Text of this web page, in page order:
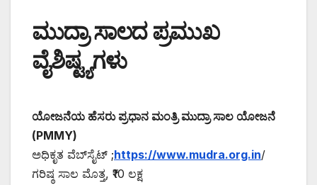
ಮುದ್ರಾ ಸಾಲದ ಪ್ರಮುಖ
ವೈಶಿಷ್ಟ್ಯಗಳು
ಯೋಜನೆಯ ಹೆಸರು ಪ್ರಧಾನ ಮಂತ್ರಿ ಮುದ್ರಾ ಸಾಲ ಯೋಜನೆ
(PMMY)
ಅಧಿಕೃತ ವೆಬ್‌ಸೈಟ್ ;https://www.mudra.org.in/
ಗರಿಷ್ಠ ಸಾಲ ಮೊತ್ತ, ₹10 ಲಕ್ಷ